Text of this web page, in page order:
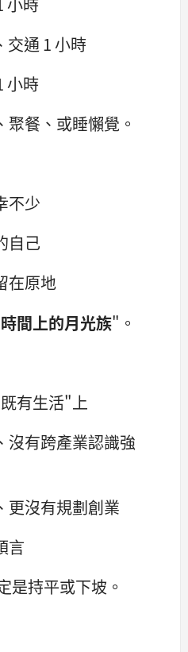
交通 1 小時
小時
餐、或睡懶覺。
不少
自己
在原地
時間上的月光族"。
有生活"上
沒有跨產業認識強
更沒有規劃創業
言
是持平或下坡。